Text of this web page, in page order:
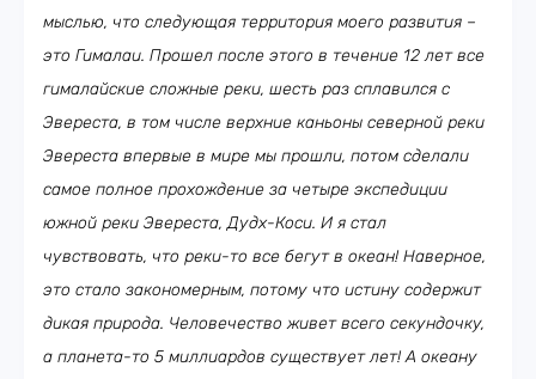
мыслью, что следующая территория моего развития –
это Гималаи. Прошел после этого в течение 12 лет все
гималайские сложные реки, шесть раз сплавился с
Эвереста, в том числе верхние каньоны северной реки
Эвереста впервые в мире мы прошли, потом сделали
самое полное прохождение за четыре экспедиции
южной реки Эвереста, Дудх-Коси. И я стал
чувствовать, что реки-то все бегут в океан! Наверное,
это стало закономерным, потому что истину содержит
дикая природа. Человечество живет всего секундочку,
а планета-то 5 миллиардов существует лет! А океану